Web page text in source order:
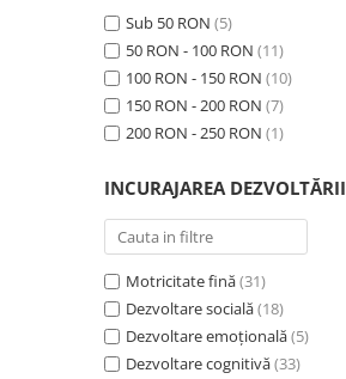
Sub 50 RON (5)
50 RON - 100 RON (11)
100 RON - 150 RON (10)
150 RON - 200 RON (7)
200 RON - 250 RON (1)
INCURAJAREA DEZVOLTĂRII
Motricitate fină(31)
Dezvoltare socială(18)
Dezvoltare emoțională(5)
Dezvoltare cognitivă(33)